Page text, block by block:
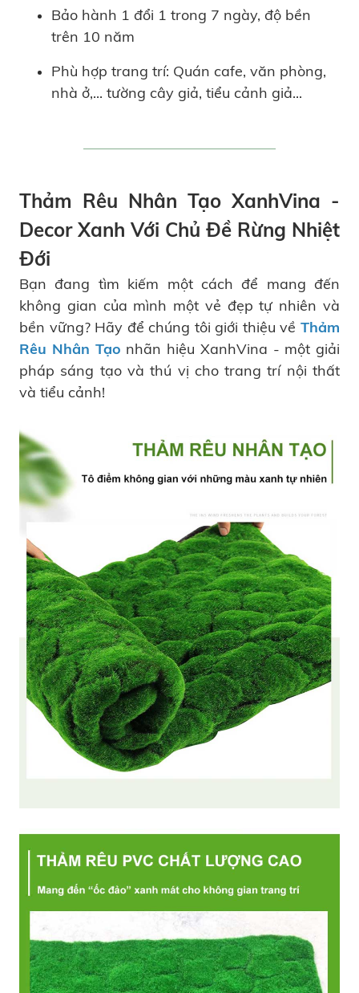
Bảo hành 1 đổi 1 trong 7 ngày, độ bền
trên 10 năm
Phù hợp trang trí: Quán cafe, văn phòng,
nhà ở,... tường cây giả, tiểu cảnh giả...
Thảm Rêu Nhân Tạo XanhVina -
Decor Xanh Với Chủ Đề Rừng Nhiệt
Đới
Bạn đang tìm kiếm một cách để mang đến
không gian của mình một vẻ đẹp tự nhiên và
bền vững? Hãy để chúng tôi giới thiệu về Thảm
Rêu Nhân Tạo nhãn hiệu XanhVina - một giải
pháp sáng tạo và thú vị cho trang trí nội thất
và tiểu cảnh!